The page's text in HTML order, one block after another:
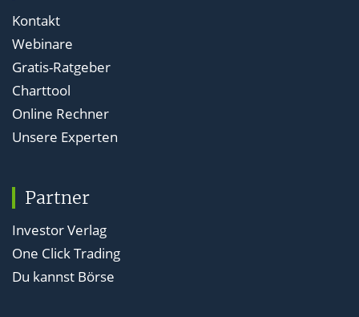
Kontakt
Webinare
Gratis-Ratgeber
Charttool
Online Rechner
Unsere Experten
Partner
Investor Verlag
One Click Trading
Du kannst Börse